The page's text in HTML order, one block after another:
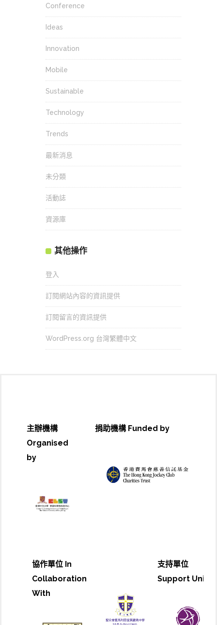
Conference
Ideas
Innovation
Mobile
Sustainable
Technology
Trends
最新消息
未分類
活動誌
資源庫
其他操作
登入
訂閱網站內容的資訊提供
訂閱留言的資訊提供
WordPress.org 台灣繁體中文
主辦機構
Organised
by
捐助機構 Funded by
協作單位 In
Collaboration
With
支持單位
Support Unit